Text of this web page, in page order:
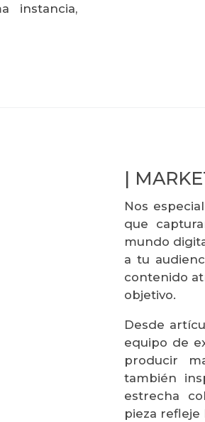
instancia,
|
Nos
que
mundo
a tu
contenido
objetivo.
Desde
equipo de
producir
también
estrecha
pieza refleje